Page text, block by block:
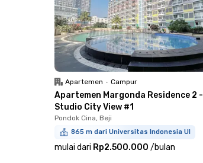
Apartemen • Campur
Apartemen Margonda Residence 2 -
Studio City View #1
Pondok Cina, Beji
865 m dari Universitas Indonesia UI
mulai dari Rp2.500.000 /bulan